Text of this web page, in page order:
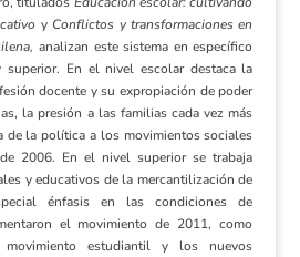
y Conflictos y transformaciones en
analizan este sistema en específico
En el nivel escolar destaca la
docente y su expropiación de poder
la presión a las familias cada vez más
de la política a los movimientos sociales
2006. En el nivel superior se trabaja
y educativos de la mercantilización de
énfasis en las condiciones de
el movimiento de 2011, como
estudiantil y los nuevos